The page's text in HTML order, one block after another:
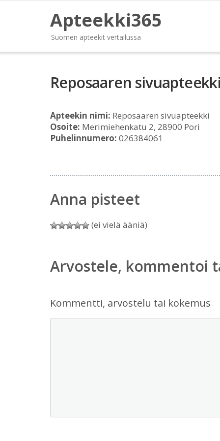
Apteekki365
Suomen apteekit vertailussa
Reposaaren
Apteekin nimi: Reposaaren sivuapteekki
Osoite: Merimiehenkatu 2, 28900 Pori
Puhelinnumero: 026384061
Anna pisteet
(ei vielä ääniä)
Arvostele, kommentoi
Kommentti, arvostelu tai kokemus